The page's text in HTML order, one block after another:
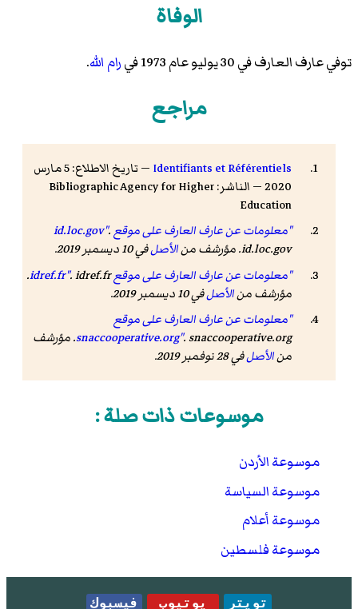
الوفاة
توفي عارف العارف في 30 يوليو عام 1973 في رام الله.
مراجع
Identifiants et Référentiels
— تاريخ الاطلاع: 5 مارس
2020 — الناشر: Bibliographic Agency for Higher
Education
"معلومات عن عارف العارف على موقع id.loc.gov".
id.loc.gov. مؤرشف من
الأصلفي 10 ديسمبر 2019.
"معلومات عن عارف العارف على موقع idref.fr"
. idref.fr.
مؤرشف منالأصلفي 10 ديسمبر 2019.
"معلومات عن عارف العارف على موقع
snaccooperative.org". snaccooperative.org. مؤرشف
منالأصلفي 28 نوفمبر 2019.
موسوعات ذات صلة :
موسوعة الأردن
موسوعة السياسة
موسوعة أعلام
موسوعة فلسطين
تويتر يوتيوب فيسبوك